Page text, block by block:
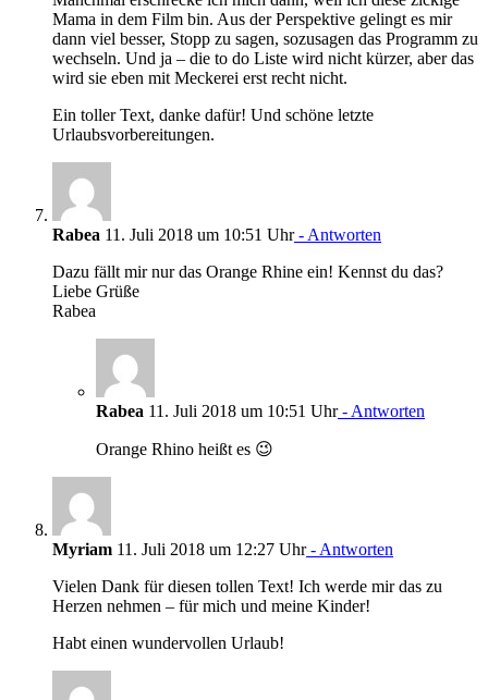
Mama in dem Film bin. Aus der Perspektive gelingt es mir
dann viel besser, Stopp zu sagen, sozusagen das Programm zu
wechseln. Und ja – die to do Liste wird nicht kürzer, aber das
wird sie eben mit Meckerei erst recht nicht.
Ein toller Text, danke dafür! Und schöne letzte
Urlaubsvorbereitungen.
Rabea 11. Juli 2018 um 10:51 Uhr- Antworten
Dazu fällt mir nur das Orange Rhine ein! Kennst du das?
Liebe Grüße
Rabea
Rabea 11. Juli 2018 um 10:51 Uhr- Antworten
Orange Rhino heißt es 😉
Myriam 11. Juli 2018 um 12:27 Uhr- Antworten
Vielen Dank für diesen tollen Text! Ich werde mir das zu
Herzen nehmen – für mich und meine Kinder!
Habt einen wundervollen Urlaub!